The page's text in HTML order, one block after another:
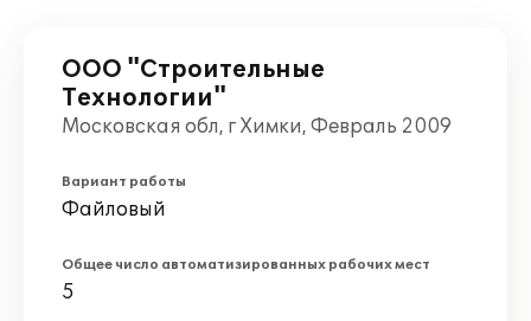
ООО "Строительные
Технологии"
Московская обл, г Химки, Февраль 2009
Вариант работы
Файловый
Общее число автоматизированных рабочих мест
5